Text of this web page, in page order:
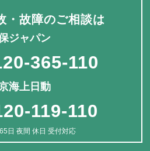
・故障のご相談は
ジャパン
365-110
海上日動
119-110